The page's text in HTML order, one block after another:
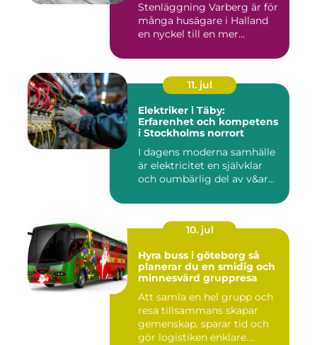
Stenläggning Varberg är för
många husägare i Halland
en nyckel till en mer...
11. jul
Elektriker i Täby:
Erfarenhet och kompetens
i Stockholms norrort
I dagens moderna samhälle
är elektricitet en självklar
och oumbärlig del av v&ar...
10. jul
Hyra buss i göteborg så
planerar du en smidig och
minnesvärd gruppresa
Att samla en hel grupp och
resa tillsammans skapar
gemenskap, sparar tid och
gör logistiken enklare....